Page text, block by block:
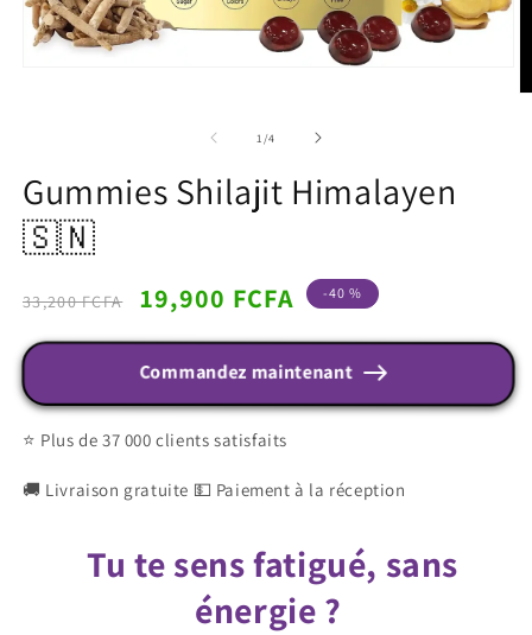
1 /de
4
Gummies Shilajit Himalayen
🇸🇳
Prix
33,200 FCFA
Prix
19,900 FCFA -40 %
Commandez maintenant
⭐ Plus de 37 000 clients satisfaits
🚚 Livraison gratuite 💵 Paiement à la réception
Tu te sens fatigué, sans
énergie ?